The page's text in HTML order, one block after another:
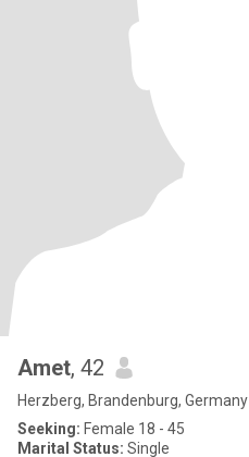
Amet, 42
Herzberg, Brandenburg, Germany
Seeking: Female 18 - 45
Marital Status: Single